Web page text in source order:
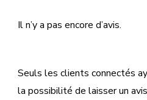
Il n’y a pas encore d’avis.
Seuls les clients connectés
la possibilité de laisser un